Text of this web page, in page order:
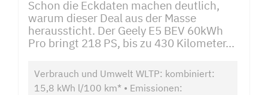
Schon die Eckdaten machen deutlich,
warum dieser Deal aus der Masse
heraussticht. Der Geely E5 BEV 60kWh
Pro bringt 218 PS, bis zu 430 Kilometer...
Verbrauch und Umwelt WLTP: kombiniert:
15,8 kWh l/100 km* • Emissionen: